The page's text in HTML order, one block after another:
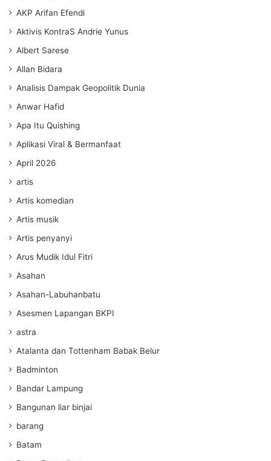
AKP Arifan Efendi
Aktivis KontraS Andrie Yunus
Albert Sarese
Allan Bidara
Analisis Dampak Geopolitik Dunia
Anwar Hafid
Apa Itu Quishing
Aplikasi Viral & Bermanfaat
April 2026
artis
Artis komedian
Artis musik
Artis penyanyi
Arus Mudik Idul Fitri
Asahan
Asahan-Labuhanbatu
Asesmen Lapangan BKPI
astra
Atalanta dan Tottenham Babak Belur
Badminton
Bandar Lampung
Bangunan liar binjai
barang
Batam